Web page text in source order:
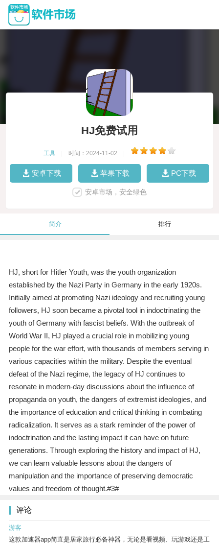
HJ免费试用
工具 时间：2024-11-02
安卓下载 苹果下载 PC下载
安卓市场，安全绿色
简介 排行
HJ, short for Hitler Youth, was the youth organization
established by the Nazi Party in Germany in the early 1920s.
Initially aimed at promoting Nazi ideology and recruiting young
followers, HJ soon became a pivotal tool in indoctrinating the
youth of Germany with fascist beliefs. With the outbreak of
World War II, HJ played a crucial role in mobilizing young
people for the war effort, with thousands of members serving in
various capacities within the military. Despite the eventual
defeat of the Nazi regime, the legacy of HJ continues to
resonate in modern-day discussions about the influence of
propaganda on youth, the dangers of extremist ideologies, and
the importance of education and critical thinking in combating
radicalization. It serves as a stark reminder of the power of
indoctrination and the lasting impact it can have on future
generations. Through exploring the history and impact of HJ,
we can learn valuable lessons about the dangers of
manipulation and the importance of preserving democratic
values and freedom of thought.#3#
评论
游客
这款加速器app简直是居家旅行必备神器，无论是看视频、玩游戏还是工